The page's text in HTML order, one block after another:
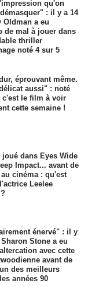
qu'on
: il y a 14
Oldman a eu
de mal à jouer dans
thriller
noté 4 sur 5
éprouvant même.
aussi" : noté
c'est le film à voir
cette semaine !
joué dans Eyes Wide
Impact... avant de
cinéma : qu'est
Leelee
énervé" : il y
Stone a eu
avec cette
avant de
des meilleurs
années 90